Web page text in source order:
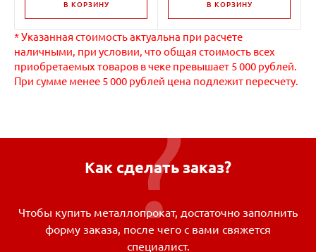
В КОРЗИНУ В КОРЗИНУ
* Указанная стоимость актуальна при расчете
наличными, при условии, что общая стоимость всех
приобретаемых товаров в чеке превышает 5 000 рублей.
При сумме менее 5 000 рублей цена подлежит пересчету.
Как сделать заказ?
Чтобы купить металлопрокат, достаточно заполнить
форму заказа, после чего с вами свяжется
специалист.